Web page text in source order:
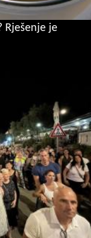
Rješenje je